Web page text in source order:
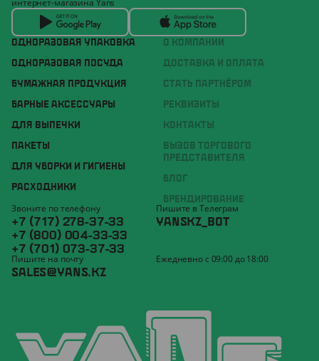
ОДНОРАЗОВАЯ УПАКОВКА
ОДНОРАЗОВАЯ ПОСУДА
БУМАЖНАЯ ПРОДУКЦИЯ
БАРНЫЕ АКСЕССУАРЫ
ДЛЯ ВЫПЕЧКИ
ПАКЕТЫ
ДЛЯ УБОРКИ И ГИГИЕНЫ
РАСХОДНИКИ
О КОМПАНИИ
ДОСТАВКА И ОПЛАТА
СТАТЬ ПАРТНЁРОМ
РЕКВИЗИТЫ
КОНТАКТЫ
ВЫЗОВ ТОРГОВОГО
ПРЕДСТАВИТЕЛЯ
БЛОГ
БРЕНДИРОВАНИЕ
интернет-магазина Yans
Звоните по телефону
+7 (717) 278-37-33
+7 (800) 004-33-33
+7 (701) 073-37-33
Пишите в Телеграм
YANSKZ_BOT
Пишите на почту
SALES@YANS.KZ
Ежедневно с 09:00 до 18:00